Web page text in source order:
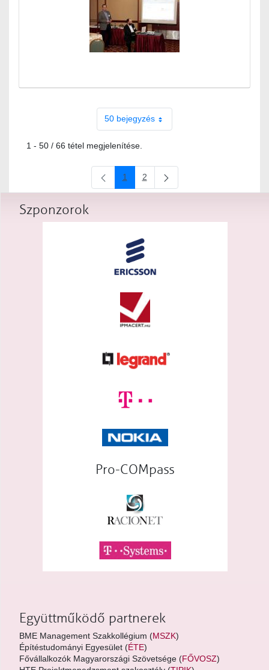
50 bejegyzés
1 - 50 / 66 tétel megjelenítése.
Oldal
1 Oldal
2
Szponzorok
Pro-COMpass
Együttműködő partnerek
BME Management Szakkollégium (MSZK)
Építéstudományi Egyesület (ÉTE)
Fővállalkozók Magyarországi Szövetsége (FŐVOSZ)